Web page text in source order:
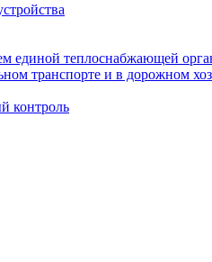
теплоснабжающей
транспорте и в дорожном
контроль